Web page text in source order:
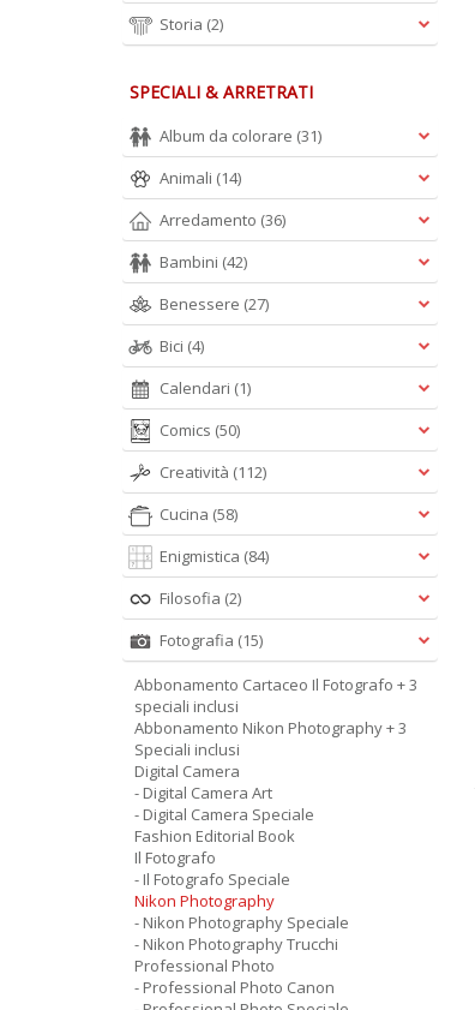
Della Wanderlust
Digitale
2.90 €
Shooting Di Primavera
5.90 €
Digitale
2.90 €
4.90 €
Lightroom Manuale 2017
Storia (2)
SPECIALI & ARRETRATI
Album da colorare (31)
Animali (14)
Arredamento (36)
Bambini (42)
Benessere (27)
Bici (4)
Calendari (1)
Comics (50)
Creatività (112)
Cucina (58)
Enigmistica (84)
Filosofia (2)
Fotografia (15)
Abbonamento Cartaceo Il Fotografo + 3
speciali inclusi
Abbonamento Nikon Photography + 3
Speciali inclusi
Digital Camera
- Digital Camera Art
- Digital Camera Speciale
Fashion Editorial Book
Il Fotografo
- Il Fotografo Speciale
Nikon Photography
- Nikon Photography Speciale
- Nikon Photography Trucchi
Professional Photo
- Professional Photo Canon